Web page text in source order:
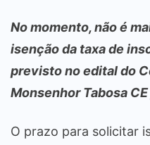
No momento, não é
isenção da taxa de
previsto no edital do
Monsenhor Tabosa CE
O prazo para solicitar